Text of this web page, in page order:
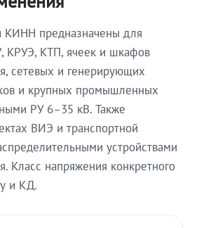
предназначены для
КРУЭ, КТП, ячеек и шкафов
сетевых и генерирующих
и крупных промышленных
РУ 6–35 кВ. Также
ВИЭ и транспортной
устройствами
Класс напряжения конкретного
и КД.